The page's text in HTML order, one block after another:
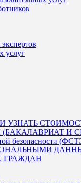
услуг
УЗНАТЬ
И
безопасности
ГРАЖДАН